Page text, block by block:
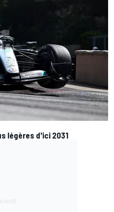
légères d'ici 2031